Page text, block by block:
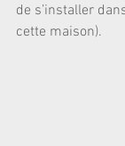
de s’installer
cette maison).